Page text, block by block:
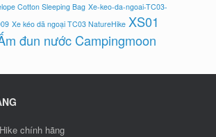
Cotton Sleeping Bag Xe-keo-da-ngoai-TC03-
Xe kéo dã ngoại TC03 NatureHike XS01
đun nước Campingmoon
chính hãng